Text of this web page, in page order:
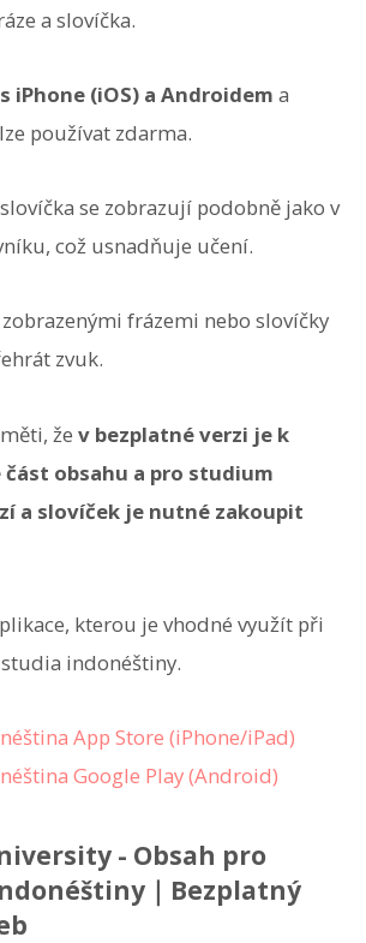
a slovíčka.
iPhone (iOS) a Androidem a
používat zdarma.
se zobrazují podobně jako v
což usnadňuje učení.
zobrazenými frázemi nebo slovíčky
zvuk.
že v bezplatné verzi je k
obsahu a pro studium
a slovíček je nutné zakoupit
kterou je vhodné využít při
indonéštiny.
App Store (iPhone/iPad)
Google Play (Android)
- Obsah pro
｜Bezplatný